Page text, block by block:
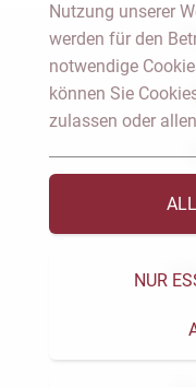
Nutzung unserer
werden für den
notwendige
können Sie
zulassen oder
NUR